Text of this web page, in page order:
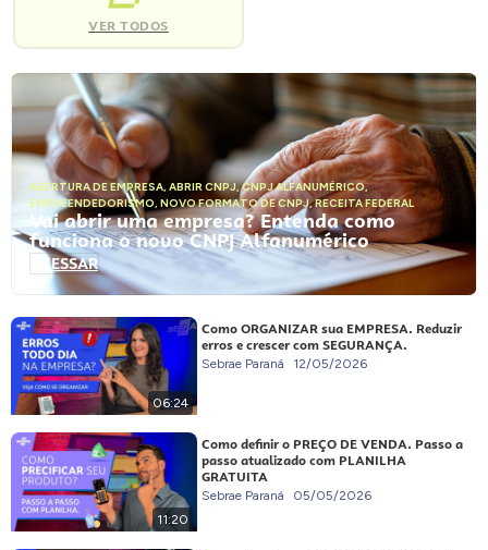
VER TODOS
ABERTURA DE EMPRESA, ABRIR CNPJ,CNPJ ALFANUMÉRICO,
EMPREENDEDORISMO, NOVO FORMATO DE CNPJ,RECEITA FEDERAL
Vai abrir uma empresa? Entenda como
funciona o novo CNPJ Alfanumérico
ACESSAR
06:24
Como ORGANIZAR sua EMPRESA. Reduzir
erros e crescer com SEGURANÇA.
Sebrae Paraná 12/05/2026
11:20
Como definir o PREÇO DE VENDA. Passo a
passo atualizado com PLANILHA
GRATUITA
Sebrae Paraná 05/05/2026